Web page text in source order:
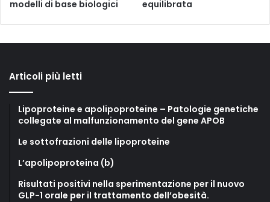
modelli di base biologici
equilibrata
Articoli più letti
Lipoproteine e apolipoproteine – Patologie genetiche
collegate al malfunzionamento del gene APOB
Le sottofrazioni delle lipoproteine
L’apolipoproteina (b)
Risultati positivi nella sperimentazione per il nuovo
GLP-1 orale per il trattamento dell’obesità.